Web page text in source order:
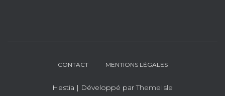
CONTACT MENTIONS LÉGALES
Hestia | Développé parThemeIsle